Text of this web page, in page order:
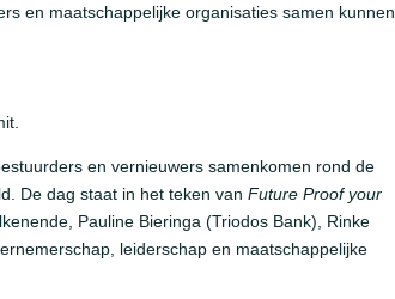
en maatschappelijke organisaties samen kunnen
en vernieuwers samenkomen rond de
De dag staat in het teken van Future Proof your
Pauline Bieringa (Triodos Bank), Rinke
leiderschap en maatschappelijke